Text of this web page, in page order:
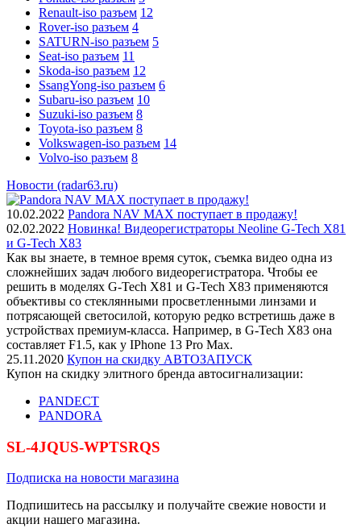
Renault-iso разъем 12
Rover-iso разъем 4
SATURN-iso разъем 5
Seat-iso разъем 11
Skoda-iso разъем 12
SsangYong-iso разъем 6
Subaru-iso разъем 10
Suzuki-iso разъем 8
Toyota-iso разъем 8
Volkswagen-iso разъем 14
Volvo-iso разъем 8
Новости (radar63.ru)
10.02.2022 Pandora NAV MAX поступает в продажу!
02.02.2022 Новинка! Видеорегистраторы Neoline G-Tech X81
и G-Tech X83
Как вы знаете, в темное время суток, съемка видео одна из
сложнейших задач любого видеорегистратора. Чтобы ее
решить в моделях G-Tech X81 и G-Tech X83 применяются
объективы со стеклянными просветленными линзами и
потрясающей светосилой, которую редко встретишь даже в
устройствах премиум-класса. Например, в G-Tech X83 она
составляет F1.5, как у IPhone 13 Pro Max.
25.11.2020 Купон на скидку АВТОЗАПУСК
Купон на скидку элитного бренда автосигнализации:
PANDECT
PANDORA
SL-4JQUS-WPTSRQS
Подписка на новости магазина
Подпишитесь на рассылку и получайте свежие новости и
акции нашего магазина.